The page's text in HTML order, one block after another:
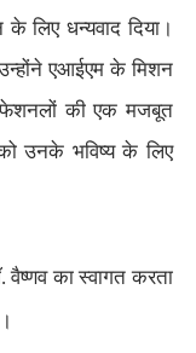
लिए धन्यवाद दिया।
एआईएम के मिशन
की एक मजबूत
उनके भविष्य के लिए
का स्वागत करता